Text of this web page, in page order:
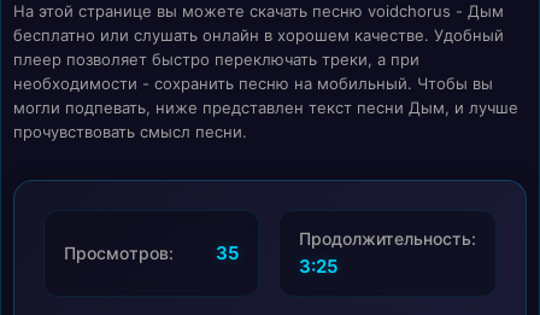
На этой странице вы можете скачать песню voidchorus - Дым
бесплатно или слушать онлайн в хорошем качестве. Удобный
плеер позволяет быстро переключать треки, а при
необходимости - сохранить песню на мобильный. Чтобы вы
могли подпевать, ниже представлен текст песни Дым, и лучше
прочувствовать смысл песни.
Просмотров: 35
Продолжительность:
3:25